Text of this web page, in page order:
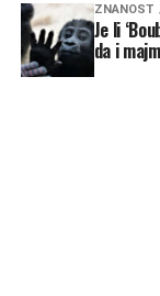
ZNANOST
Je li
da i